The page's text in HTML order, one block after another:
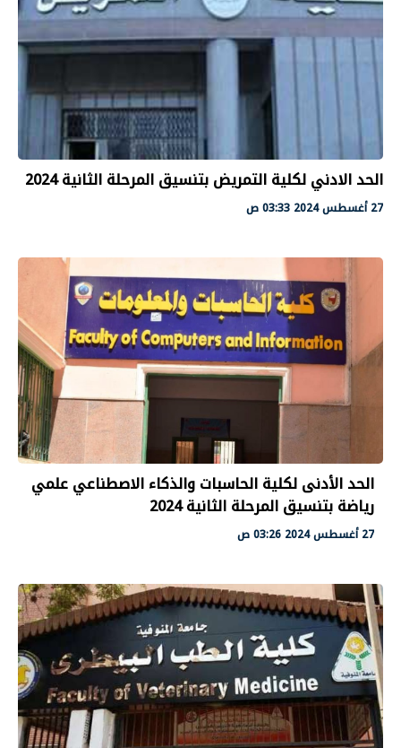
الحد الادني لكلية التمريض بتنسيق المرحلة الثانية 2024
27 أغسطس 2024 03:33 ص
الحد الأدنى لكلية الحاسبات والذكاء الاصطناعي علمي
رياضة بتنسيق المرحلة الثانية 2024
27 أغسطس 2024 03:26 ص